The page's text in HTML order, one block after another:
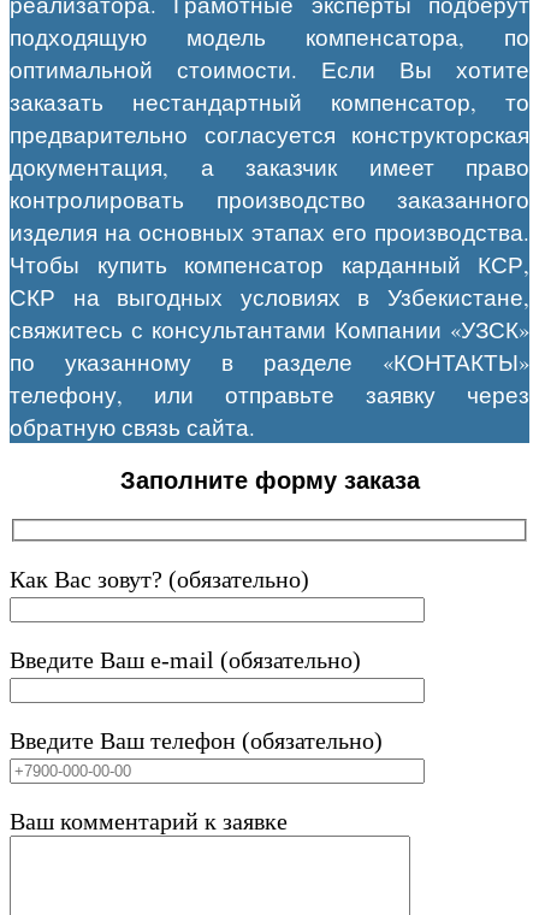
подходящую модель компенсатора, по
оптимальной стоимости. Если Вы хотите
заказать нестандартный компенсатор, то
предварительно согласуется конструкторская
документация, а заказчик имеет право
контролировать производство заказанного
изделия на основных этапах его производства.
Чтобы купить компенсатор карданный КСР,
СКР на выгодных условиях в Узбекистане,
свяжитесь с консультантами Компании «УЗСК»
по указанному в разделе «КОНТАКТЫ»
телефону, или отправьте заявку через
обратную связь сайта.
Заполните форму заказа
Как Вас зовут? (обязательно)
Введите Ваш e-mail (обязательно)
Введите Ваш телефон (обязательно)
Ваш комментарий к заявке